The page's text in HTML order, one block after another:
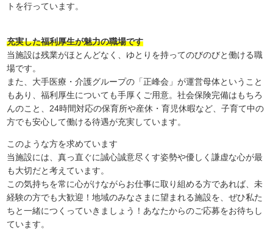
トを行っています。
充実した福利厚生が魅力の職場です
当施設は残業がほとんどなく、ゆとりを持ってのびのびと働ける職
場です。
また、大手医療・介護グループの「正峰会」が運営母体ということ
もあり、福利厚生についても手厚くご用意。社会保険完備はもちろ
んのこと、24時間対応の保育所や産休・育児休暇など、子育て中の
方でも安心して働ける待遇が充実しています。
このような方を求めています
当施設には、真っ直ぐに誠心誠意尽くす姿勢や優しく謙虚な心が最
も大切だと考えています。
この気持ちを常に心がけながらお仕事に取り組める方であれば、未
経験の方でも大歓迎！地域のみなさまに望まれる施設を、ぜひ私た
ちと一緒につくっていきましょう！あなたからのご応募をお待ちし
ています。